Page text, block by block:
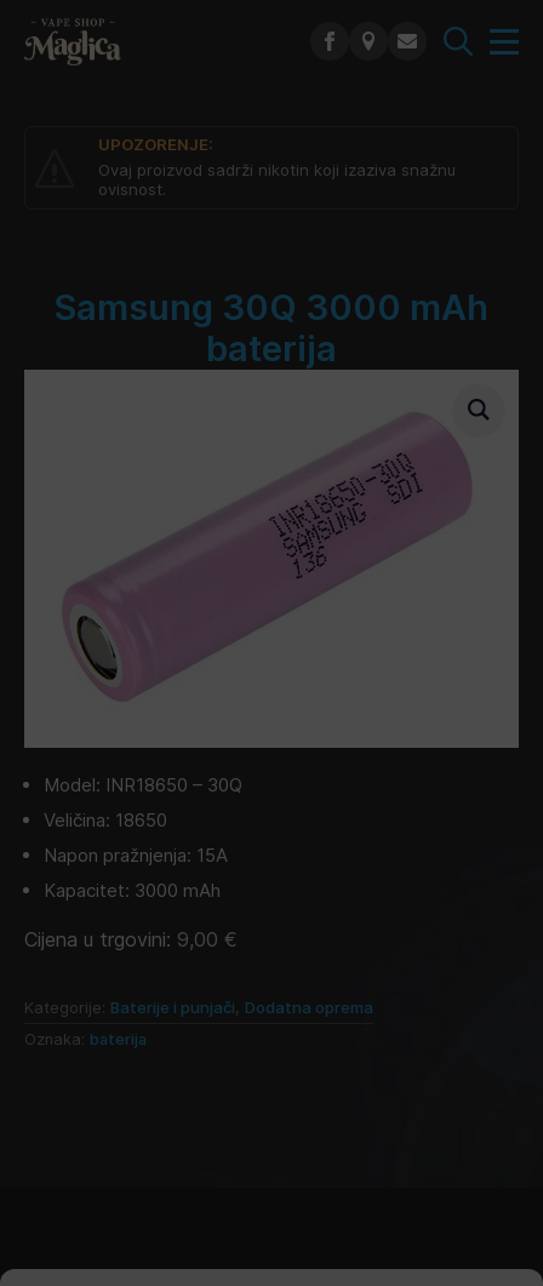
UPOZORENJE:
Ovaj proizvod sadrži nikotin koji izaziva snažnu
ovisnost.
Samsung 30Q 3000 mAh
baterija
Model: INR18650 – 30Q
Veličina: 18650
Napon pražnjenja: 15A
Kapacitet: 3000 mAh
Cijena u trgovini: 9,00 €
Kategorije: Baterije i punjači Dodatna oprema
Oznaka: baterija